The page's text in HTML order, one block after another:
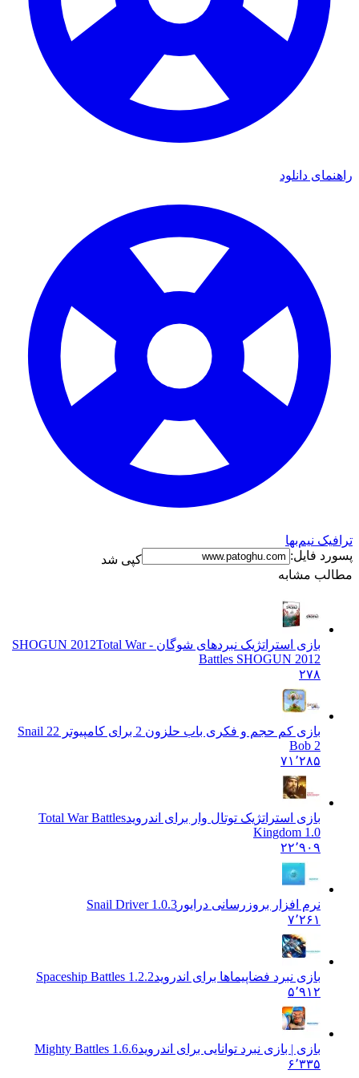
دانلود
نیم‌بها
فایل:
کپی شد
مشابه
بازی استراتژیک نبردهای شوگان - SHOGUN 2012Total War
Battles SHOGUN 2012
بازی کم حجم و فکری باب حلزون 2 برای کامپیوتر 2
2 Snail
۷۱٬۲۸۵
بازی استراتژیک توتال وار برای اندروید Total War Battles
Kingdom 1.0
۲۲٬۹۰۹
نرم افزار بروزرسانی درایورSnail Driver 1.0.3
بازی نبرد فضاپیماها برای اندروید Spaceship Battles 1.2.2
بازی | بازی نبرد توانایی برای اندروید Mighty Battles 1.6.6